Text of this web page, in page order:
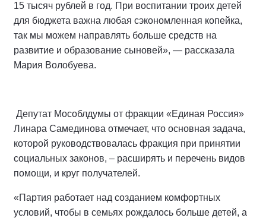
15 тысяч рублей в год. При воспитании троих детей
для бюджета важна любая сэкономленная копейка,
так мы можем направлять больше средств на
развитие и образование сыновей», — рассказала
Мария Волобуева.
Депутат Мособлдумы от фракции «Единая Россия»
Линара Самединова отмечает, что основная задача,
которой руководствовалась фракция при принятии
социальных законов, – расширять и перечень видов
помощи, и круг получателей.
«Партия работает над созданием комфортных
условий, чтобы в семьях рождалось больше детей, а